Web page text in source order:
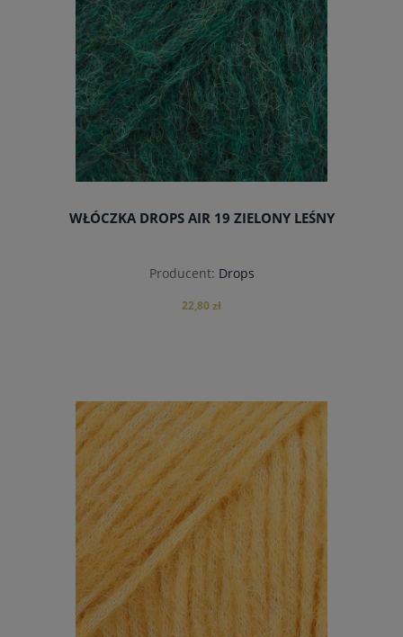
WŁÓCZKA DROPS AIR 19 ZIELONY LEŚNY
Producent: Drops
22,80 zł
do koszyka